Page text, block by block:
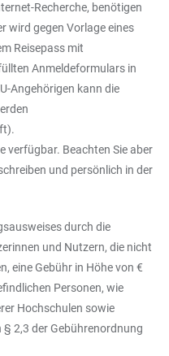
Recherche, benötigen
wird gegen Vorlage eines
Reisepass mit
Anmeldeformulars in
Angehörigen kann die
verfügbar. Beachten Sie aber
und persönlich in der
durch die
und Nutzern, die nicht
eine Gebühr in Höhe von €
Personen, wie
Hochschulen sowie
2,3 der Gebührenordnung